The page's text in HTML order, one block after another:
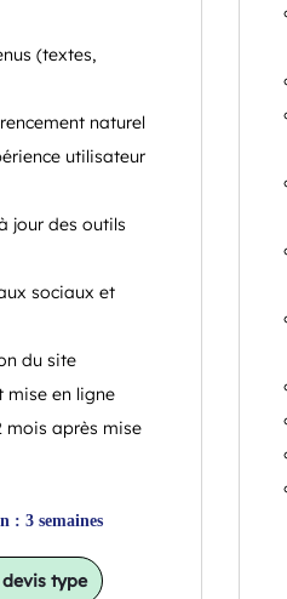
(textes,
naturel
utilisateur
jour des outils
sociaux et
du site
mise en ligne
mois après mise
: 3 semaines
type